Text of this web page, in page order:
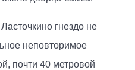
гнездо не
неповторимое
почти 40 метровой